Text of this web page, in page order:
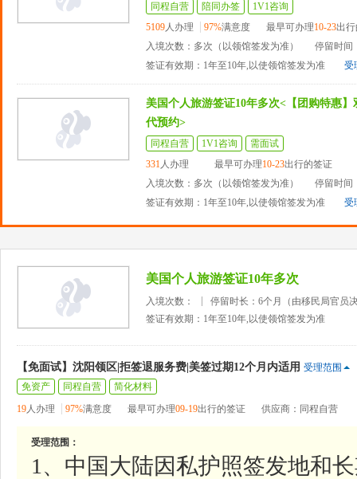
同程自营 陪同办签
1V1咨询
5109人办理 97%满意度 最早可办理10-23出
入境次数：多次（以领馆签发为准）
停留时间
签证有效期：1年至10年,以使领馆签发为准
受
美国个人旅游签证10年多次<【团购特惠
代预约>
同程自营 1V1咨询
需面试
331人办理 最早可办理10-23出行的签证
入境次数：多次（以领馆签发为准）
停留时间
签证有效期：1年至10年,以使领馆签发为准
受
美国个人旅游签证10年多次
入境次数：
停留时长：6个月（由移民局官员
签证有效期：1年至10年,以使领馆签发为准
【免面试】沈阳领区|拒签退服务费|美签过期12个月内适用 受理范围
免资产
同程自营
简化材料
19人办理 97%满意度 最早可办理09-19出行的签证 供应商：同程自营
受理范围：
1、中国大陆因私护照签发地和